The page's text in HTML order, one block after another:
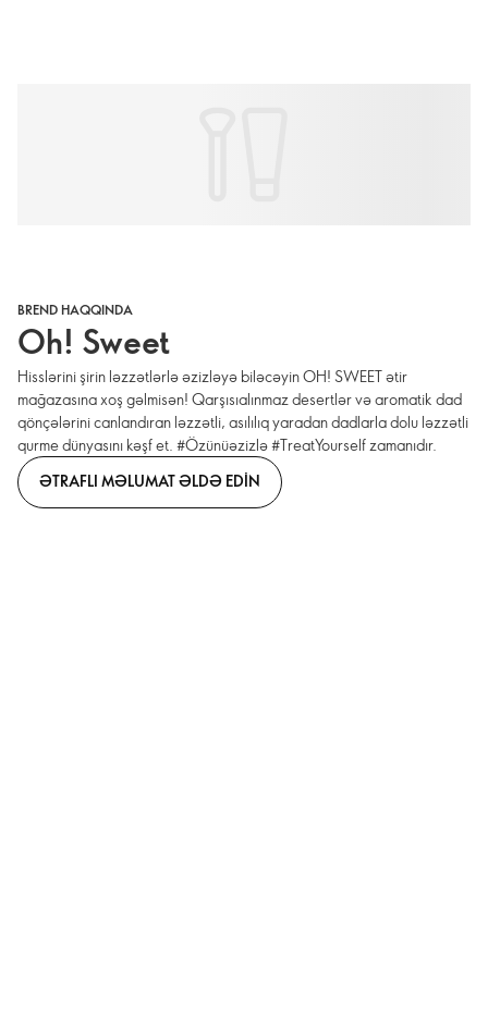
BREND HAQQINDA
Oh! Sweet
Hisslərini şirin ləzzətlərlə əzizləyə biləcəyin OH! SWEET ətir
mağazasına xoş gəlmisən! Qarşısıalınmaz desertlər və aromatik dad
qönçələrini canlandıran ləzzətli, asılılıq yaradan dadlarla dolu ləzzətli
qurme dünyasını kəşf et. #Özünüəzizlə #TreatYourself zamanıdır.
ƏTRAFLI MƏLUMAT ƏLDƏ EDIN